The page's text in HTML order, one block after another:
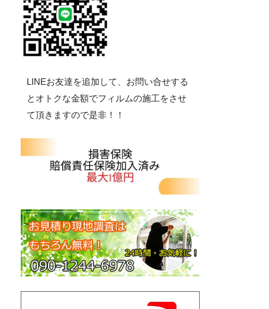
LINEお友達を追加して、お問い合せする
とオトクな金額でフィルムの施工をさせ
て頂きますので是非！！